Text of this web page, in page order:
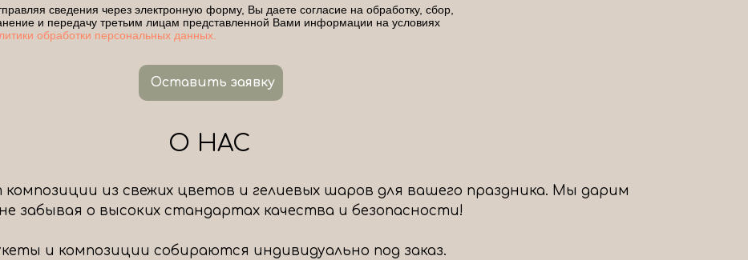
сведения через электронную форму, Вы даете согласие на обработку, сбор,
и передачу третьим лицам представленной Вами информации на условиях
обработки персональных данных.
Оставить заявку
О НАС
из свежих цветов и гелиевых шаров для вашего праздника. Мы дарим
забывая о высоких стандартах качества и безопасности!
и композиции собираются индивидуально под заказ.